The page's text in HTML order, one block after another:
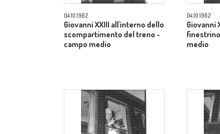
04.10.1962
Giovanni XXIII all'interno dello
scompartimento del treno -
campo medio
04.10.1962
Giovanni
medio